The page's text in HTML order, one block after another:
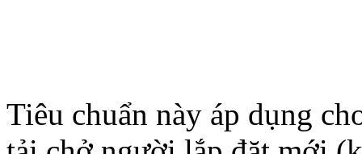
Tiêu chuẩn này áp dụng